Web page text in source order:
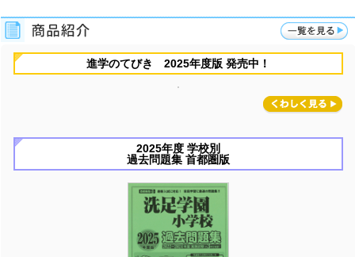
進学のてびき 2025年度版 発売中！
2025年度 学校別
過去問題集 首都圏版